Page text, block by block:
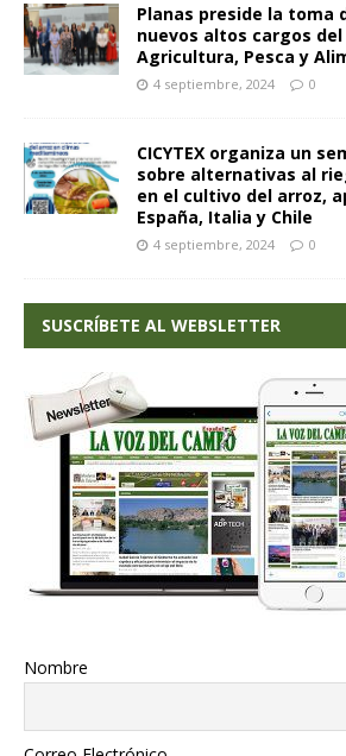
Planas preside la toma
nuevos altos cargos
Agricultura, Pesca y
4 septiembre, 2024 0
CICYTEX organiza un
sobre alternativas al
en el cultivo del arroz,
España, Italia y Chile
4 septiembre, 2024 0
SUSCRÍBETE AL WEBSLETTER
Nombre